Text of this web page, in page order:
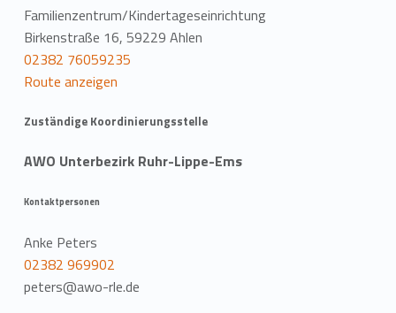
Familienzentrum/Kindertageseinrichtung
Birkenstraße 16, 59229 Ahlen
02382 76059235
Route anzeigen
Zuständige Koordinierungsstelle
AWO Unterbezirk Ruhr-Lippe-Ems
Kontaktpersonen
Anke Peters
02382 969902
peters@awo-rle.de